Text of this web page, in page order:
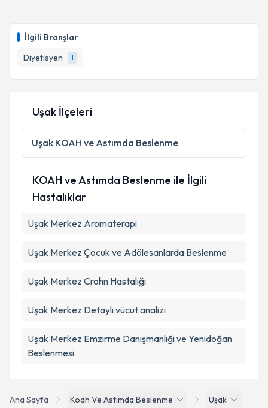
İlgili Branşlar
Diyetisyen
1
Ana Sayfa Koah Ve Astimda Beslenme
Uşak
Uşak İlçeleri
Uşak KOAH ve Astımda Beslenme
KOAH ve Astımda Beslenme ile İlgili
Hastalıklar
Uşak Merkez Aromaterapi
Uşak Merkez Çocuk ve Adölesanlarda Beslenme
Uşak Merkez Crohn Hastalığı
Uşak Merkez Detaylı vücut analizi
Uşak Merkez Emzirme Danışmanlığı ve Yenidoğan
Beslenmesi